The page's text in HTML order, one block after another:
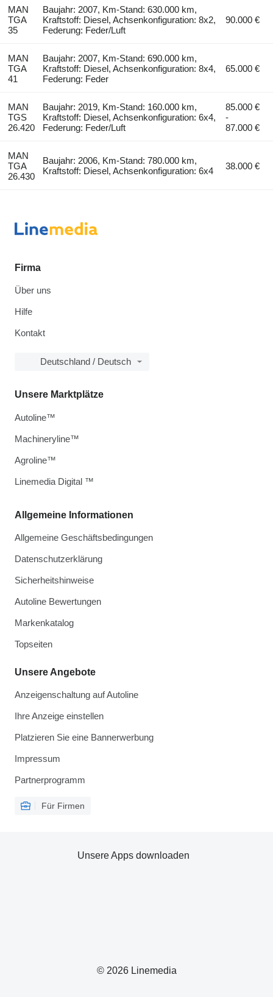
MAN
TGA
35
Baujahr: 2007, Km-Stand: 630.000 km,
Kraftstoff: Diesel, Achsenkonfiguration: 8x2,
Federung: Feder/Luft
90.000 €
MAN
TGA
41
Baujahr: 2007, Km-Stand: 690.000 km,
Kraftstoff: Diesel, Achsenkonfiguration: 8x4,
Federung: Feder
65.000 €
MAN
TGS
26.420
Baujahr: 2019, Km-Stand: 160.000 km,
Kraftstoff: Diesel, Achsenkonfiguration: 6x4,
Federung: Feder/Luft
85.000 €
-
87.000 €
MAN
TGA
26.430
Baujahr: 2006, Km-Stand: 780.000 km,
Kraftstoff: Diesel, Achsenkonfiguration: 6x4
38.000 €
Firma
Über uns
Hilfe
Kontakt
Deutschland / Deutsch
Allgemeine Informationen
Allgemeine Geschäftsbedingungen
Datenschutzerklärung
Sicherheitshinweise
Autoline Bewertungen
Markenkatalog
Topseiten
Unsere Angebote
Anzeigenschaltung auf Autoline
Ihre Anzeige einstellen
Platzieren Sie eine Bannerwerbung
Impressum
Partnerprogramm
Für Firmen
Unsere Marktplätze
Autoline™
Machineryline™
Agroline™
Linemedia Digital ™
© 2026 Linemedia
Unsere Apps downloaden